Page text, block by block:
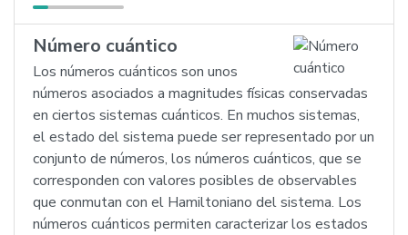
Número cuántico
Los números cuánticos son unos
números asociados a magnitudes físicas conservadas
en ciertos sistemas cuánticos. En muchos sistemas,
el estado del sistema puede ser representado por un
conjunto de números, los números cuánticos, que se
corresponden con valores posibles de observables
que conmutan con el Hamiltoniano del sistema. Los
números cuánticos permiten caracterizar los estados